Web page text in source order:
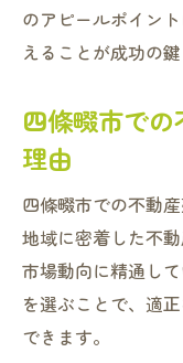
不動産売
ント
売却相場を把
納得でき
相場を無
複数査定
売却相場
不動産売却で
のアピールポイン
えることが成功の鍵
四條畷市で
理由
四條畷市での不動
地域に密着した不
市場動向に精通し
を選ぶことで、適
できます。